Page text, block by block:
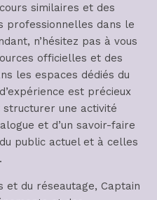
similaires et des
professionnelles dans le
n’hésitez pas à vous
officielles et des
les espaces dédiés du
est précieux
une activité
et d’un savoir-faire
public actuel et à celles
et du réseautage, Captain